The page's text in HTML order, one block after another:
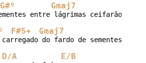
G#º Gmaj7
entre lágrimas ceifarão
F#5+ Gmaj7
do fardo de sementes
D/A E/B